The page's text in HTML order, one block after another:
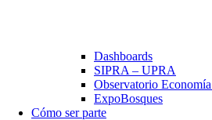
Dashboards
SIPRA – UPRA
Observatorio
ExpoBosques
Cómo ser parte